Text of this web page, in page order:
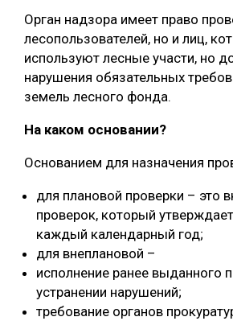
Орган надзора имеет право
лесопользователей, но и лиц,
используют лесные участи, но
нарушения обязательных
земель лесного фонда.
На каком основании?
Основанием для назначения
для плановой проверки – это
проверок, который
каждый календарный год;
для внеплановой –
исполнение ранее выданного
устранении нарушений;
требование органов